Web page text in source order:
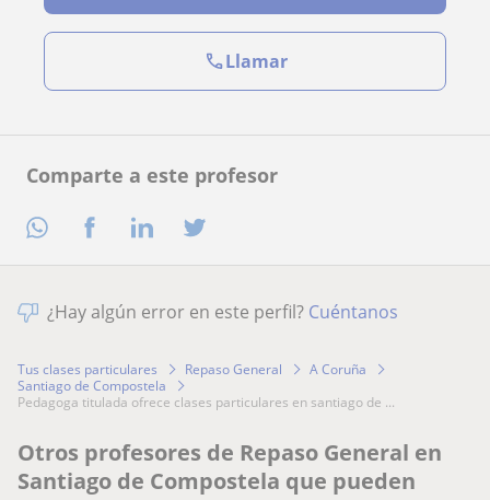
Comparte a este profesor
Llamar
¿Hay algún error en este perfil? Cuéntanos
Tus clases particulares Repaso General
A Coruña
Santiago de Compostela
pedagoga titulada ofrece clases particulares en santiago de ...
Otros profesores de Repaso General en
Santiago de Compostela que pueden